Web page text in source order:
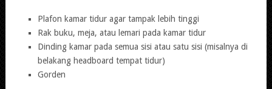
Plafon kamar tidur agar tampak lebih tinggi
Rak buku, meja, atau lemari pada kamar tidur
Dinding kamar pada semua sisi atau satu sisi (misalnya di
belakang headboard tempat tidur)
Gorden